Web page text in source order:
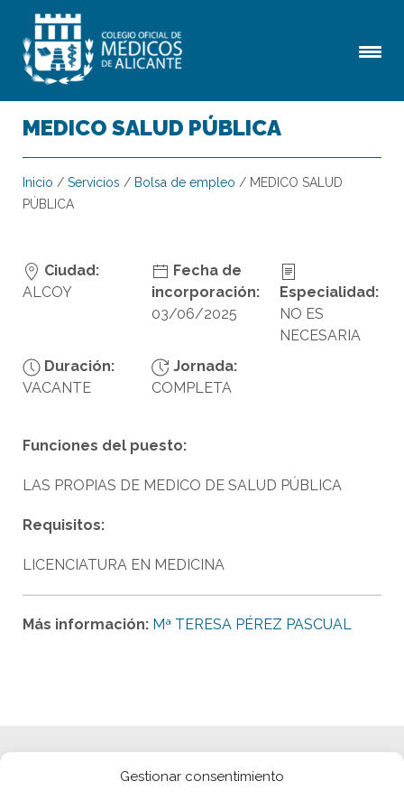
Gestionar consentimiento
MEDICO SALUD PÚBLICA
Inicio / Servicios / Bolsa de empleo / MEDICO SALUD
PÚBLICA
Ciudad:
ALCOY
Fecha de
incorporación:
03/06/2025
Especialidad:
NO ES
NECESARIA
Duración:
VACANTE
Jornada:
COMPLETA
Funciones del puesto:
LAS PROPIAS DE MEDICO DE SALUD PÚBLICA
Requisitos:
LICENCIATURA EN MEDICINA
Más información: Mª TERESA PÉREZ PASCUAL